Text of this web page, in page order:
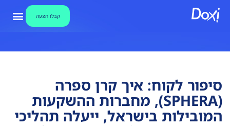
קבלו הצעה
סיפור לקוח: איך קרן ספרה
(SPHERA), מחברות ההשקעות
המובילות בישראל, ייעלה תהליכי